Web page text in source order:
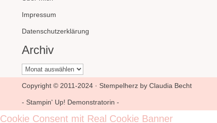
Impressum
Datenschutzerklärung
Archiv
Archiv
Copyright © 2011-2024 · Stempelherz by Claudia Becht
- Stampin' Up! Demonstratorin -
Cookie Consent mit Real Cookie Banner